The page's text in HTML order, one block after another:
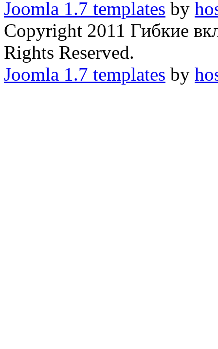
Joomla 1.7 templates by
Copyright 2011 Гибкие
Rights Reserved.
Joomla 1.7 templates by